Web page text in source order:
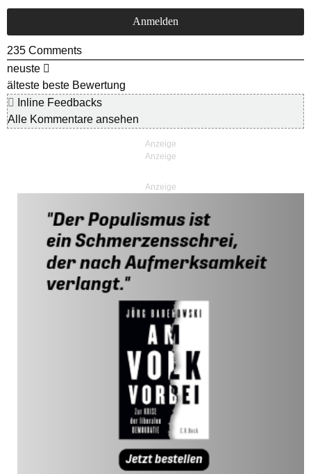
235 Comments
neuste
älteste beste Bewertung
Inline Feedbacks
Alle Kommentare ansehen
Anzeige